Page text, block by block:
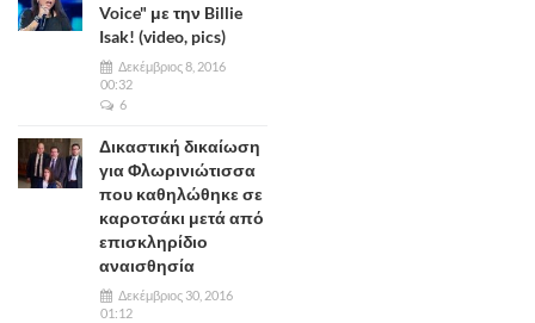
Voice" με την Billie
Isak! (video, pics)
Δεκέμβριος 8, 2016
00:32
6
Δικαστική δικαίωση
για Φλωρινιώτισσα
που καθηλώθηκε σε
καροτσάκι μετά από
επισκληρίδιο
αναισθησία
Δεκέμβριος 30, 2016
01:12